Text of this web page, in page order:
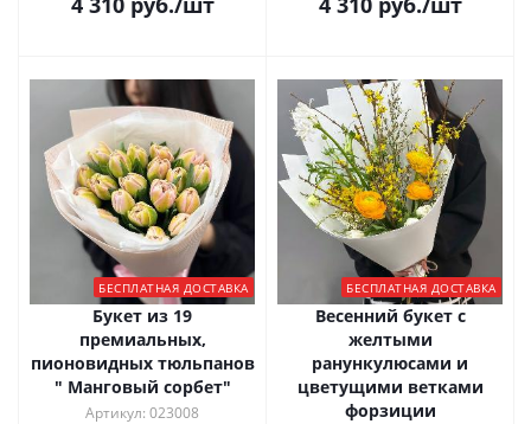
БЕСПЛАТНАЯ ДОСТАВКА
Букет из 19
премиальных,
пионовидных тюльпанов
" Манговый сорбет"
Артикул: 023008
БЕСПЛАТНАЯ ДОСТАВКА
Весенний букет с
желтыми
ранункулюсами и
цветущими ветками
форзиции